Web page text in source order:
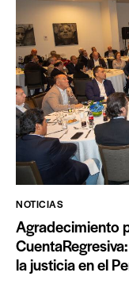
NOTICIAS
Agradecimiento
la justicia en el